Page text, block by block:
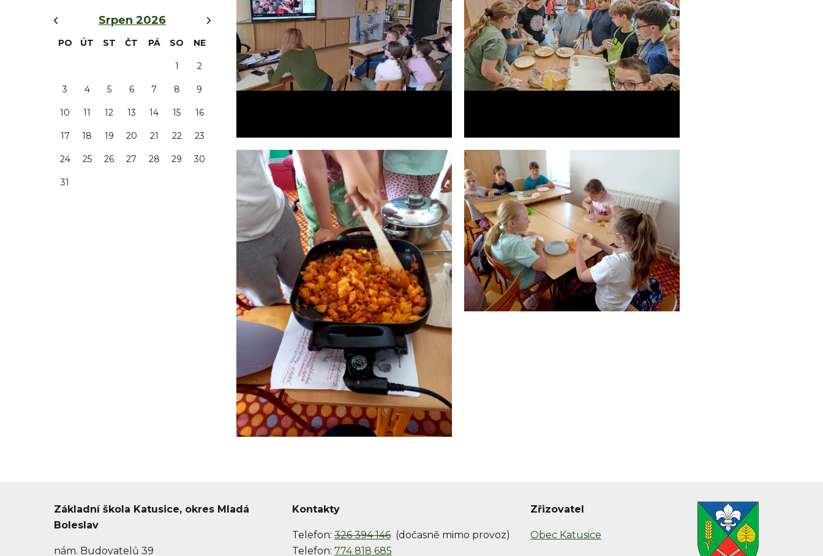
Srpen 2026
PO ÚT ST ČT PÁ SO NE
1 2
3 4 5 6 7 8 9
10 11 12 13 14 15 16
17 18 19 20 21 22 23
24 25 26 27 28 29 30
31
Základní škola Katusice, okres Mladá
Boleslav
nám. Budovatelů 39
Kontakty
Telefon:326 394 146 (dočasně mimo provoz)
Telefon:774 818 685
Zřizovatel
Obec Katusice